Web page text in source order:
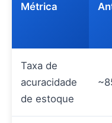
Métrica
Taxa de
acuracidade
de estoque